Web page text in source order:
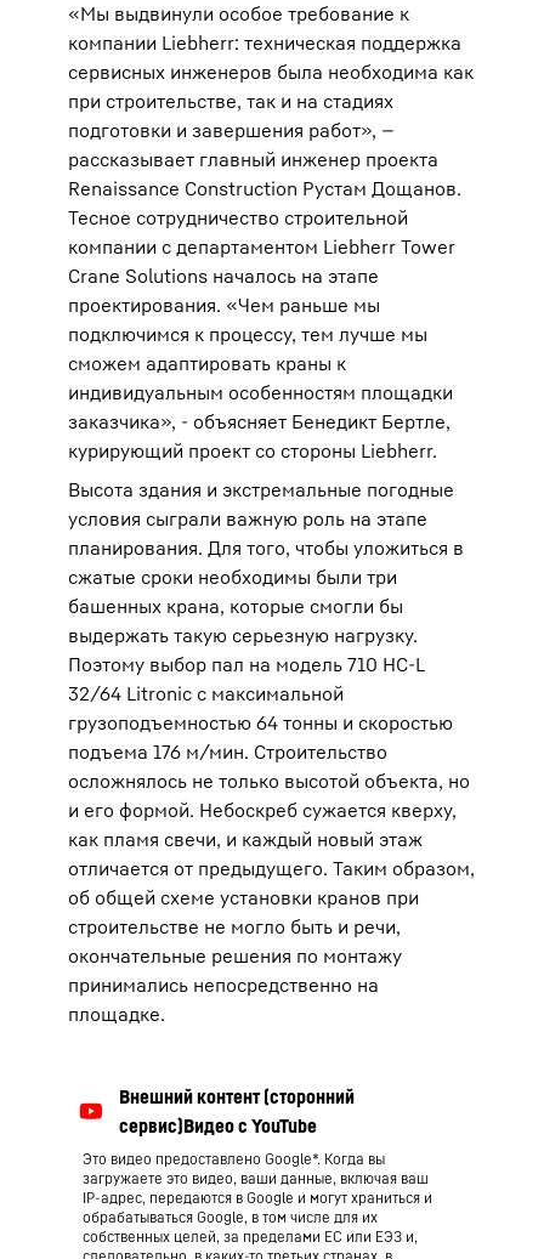
«Мы выдвинули особое требование к
компании Liebherr: техническая поддержка
сервисных инженеров была необходима как
при строительстве, так и на стадиях
подготовки и завершения работ», —
рассказывает главный инженер проекта
Renaissance Construction Рустам Дощанов.
Тесное сотрудничество строительной
компании с департаментом Liebherr Tower
Crane Solutions началось на этапе
проектирования. «Чем раньше мы
подключимся к процессу, тем лучше мы
сможем адаптировать краны к
индивидуальным особенностям площадки
заказчика», - объясняет Бенедикт Бертле,
курирующий проект со стороны Liebherr.
Высота здания и экстремальные погодные
условия сыграли важную роль на этапе
планирования. Для того, чтобы уложиться в
сжатые сроки необходимы были три
башенных крана, которые смогли бы
выдержать такую серьезную нагрузку.
Поэтому выбор пал на модель 710 HC-L
32/64 Litronic с максимальной
грузоподъемностью 64 тонны и скоростью
подъема 176 м/мин. Строительство
осложнялось не только высотой объекта, но
и его формой. Небоскреб сужается кверху,
как пламя свечи, и каждый новый этаж
отличается от предыдущего. Таким образом,
об общей схеме установки кранов при
строительстве не могло быть и речи,
окончательные решения по монтажу
принимались непосредственно на
площадке.
Это видео предоставлено Google*. Когда вы
загружаете это видео, ваши данные, включая ваш
IP-адрес, передаются в Google и могут храниться и
обрабатываться Google, в том числе для их
собственных целей, за пределами ЕС или ЕЭЗ и,